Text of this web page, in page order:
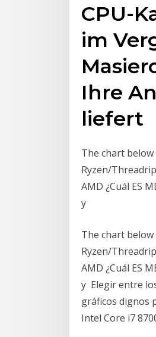
CPU-
im
Ihre
liefert
The chart below
Ryzen/
AMD ¿Cuál ES
y
The chart below
Ryzen/
AMD ¿Cuál ES
y Elegir entre
gráficos dignos
Intel Core i7